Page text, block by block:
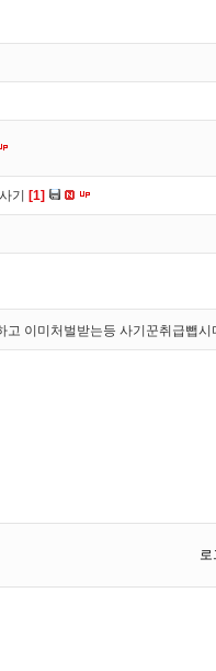
기 [1]
고 이미처벌받는등 사기꾼취급뺍시
로